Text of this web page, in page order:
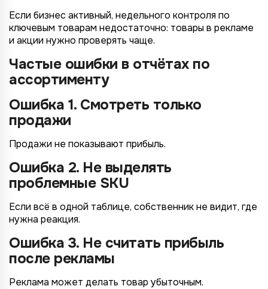
Если бизнес активный, недельного контроля по
ключевым товарам недостаточно: товары в рекламе
и акции нужно проверять чаще.
Частые ошибки в отчётах по
ассортименту
Ошибка 1. Смотреть только
продажи
Продажи не показывают прибыль.
Ошибка 2. Не выделять
проблемные SKU
Если всё в одной таблице, собственник не видит, где
нужна реакция.
Ошибка 3. Не считать прибыль
после рекламы
Реклама может делать товар убыточным.